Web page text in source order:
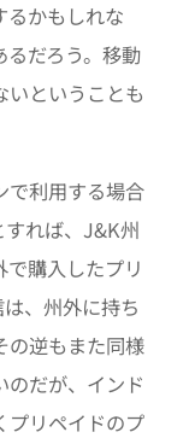
るかもしれな
だろう。移動
いということも
で利用する場合
すれば、J&K州
購入したプリ
、州外に持ち
の逆もまた同様
のだが、インド
プリペイドのプ